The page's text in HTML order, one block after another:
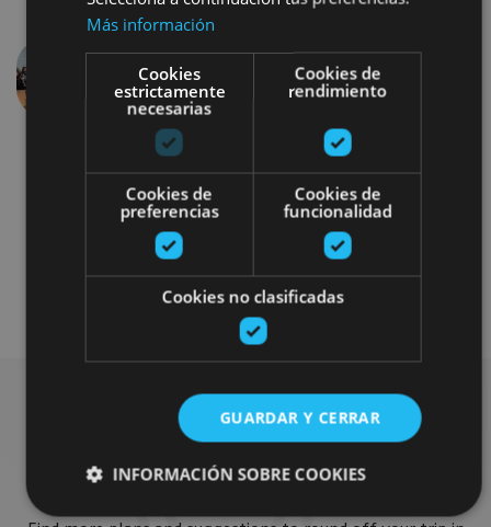
Previous
Gastronomía
Find more plans
Más información
Cookies
estrictamente
necesarias
Cookies de
rendimiento
Cookies de
preferencias
Cookies de
funcionalidad
Cookies no clasificadas
GUARDAR Y CERRAR
INFORMACIÓN SOBRE COOKIES